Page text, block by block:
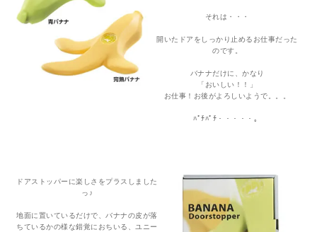
それは・・・
開いたドアをしっかり止めるお仕事だった
のです。
バナナだけに、かなり
「おいしい！！」
お仕事！お後がよろしいようで。。。
ﾊﾟﾁﾊﾟﾁ・・・・・。
ドアストッパーに楽しさをプラスしました
っ♪
地面に置いているだけで、バナナの皮が落
ちているかの様な錯覚におちいる、ユニー